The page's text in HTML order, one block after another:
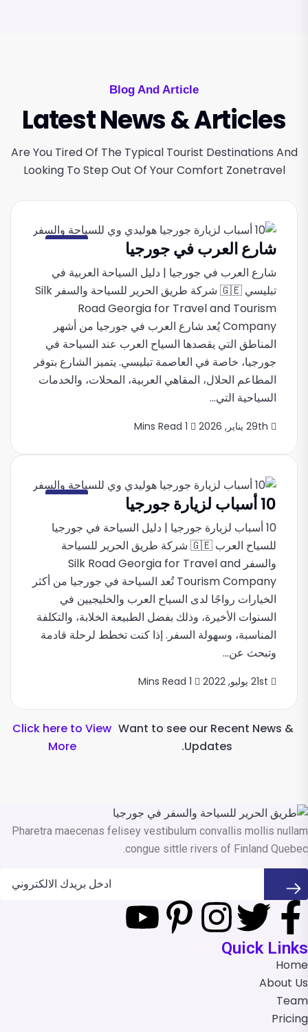
Blog And Article
Latest News & Articles
Are You Tired Of The Typical Tourist Destinations And
Looking To Step Out Of Your Comfort Zonetravel
شارع العرب في جورجيا
شارع العرب في جورجيا | دليل السياحة العربية في
تبليسي 🇬🇪 شركة طريق الحرير للسياحة والسفر Silk
Road Georgia for Travel and Tourism
Company يُعد شارع العرب في جورجيا من أشهر
المناطق التي يقصدها السياح العرب عند السياحة في
جورجيا، خاصة في العاصمة تبليسي. يتميز الشارع بتوفر
المطاعم الحلال، المقاهي العربية، المحلات، والخدمات
السياحية التي...
10 أسباب لزيارة جورجيا
10 أسباب لزيارة جورجيا | دليل السياحة في جورجيا
للسياح العرب 🇬🇪 شركة طريق الحرير للسياحة
والسفر Silk Road Georgia for Travel and
Tourism Company تُعد السياحة في جورجيا من أكثر
الخيارات رواجًا لدى السياح العرب والخليجيين في
السنوات الأخيرة، وذلك بفضل الطبيعة الخلابة، والتكلفة
المناسبة، وسهولة السفر. إذا كنت تخطط لرحلة قادمة
وتبحث عن...
Want to see our Recent News &
Updates.
Click here to View
More
Pharetra maecenas felisey vestibulum convallis mollis nullam
congue sittle rivers of Finland Quebec.
Quick Links
Home
About Us
Team
Pricing